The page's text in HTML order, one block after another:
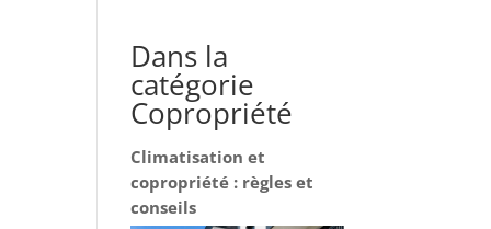
Dans la
catégorie
Copropriété
Climatisation et
copropriété : règles et
conseils